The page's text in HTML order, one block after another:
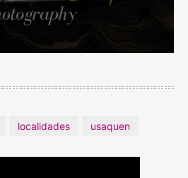
localidades usaquen